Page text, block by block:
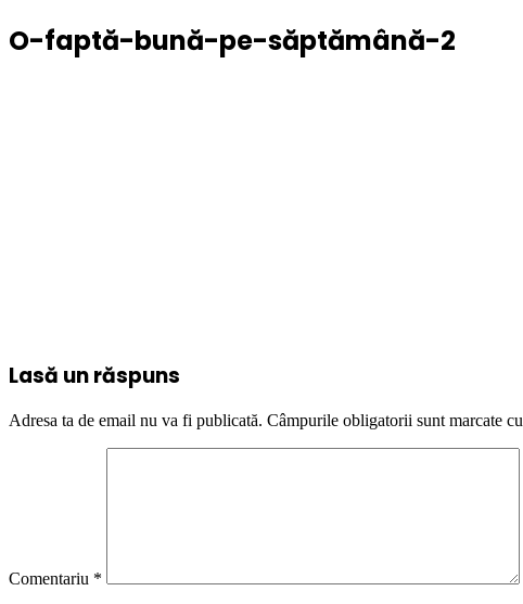
O-faptă-bună-pe-săptămână-2
Lasă un răspuns
Adresa ta de email nu va fi publicată. Câmpurile obligatorii sunt marcate cu
Comentariu *